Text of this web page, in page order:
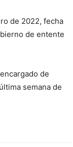
de 2022, fecha
de entente
de
semana de